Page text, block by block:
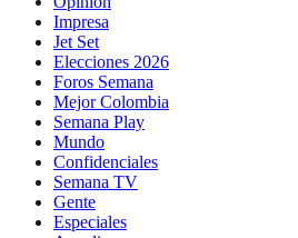
Impresa
Jet Set
Elecciones 2026
Foros Semana
Mejor Colombia
Semana Play
Mundo
Confidenciales
Semana TV
Gente
Especiales